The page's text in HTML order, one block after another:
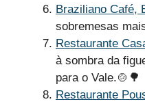
Braziliano Café,
sobremesas
Restaurante
à sombra da
para o Vale.🍲🌳
Restaurante